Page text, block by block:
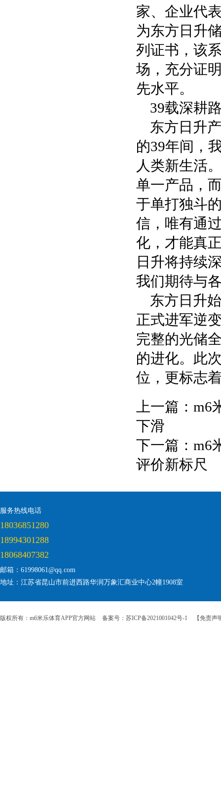
家、企业代
为东方日升
列证书，该
场，充分证
先水平。
39载深耕
东方日升
的39年间，
人类新生活
单一产品，
于单打独斗
信，唯有通
化，才能真
日升将持续
我们期待与
东方日升
正式进军逆
完整的光储
的进化。此
位，更标志
上一篇： m6
下滑
下一篇： m6
评价新标尺
服务热线电话
18036851280
18994301288
18068407382
邮箱：61998061@qq.com
地址：江苏省昆山市前进西路华润万象汇商业中心2幢1908室
版权所有：m6米乐体育APP官方网站 备案号：苏ICP备2021001042号-1 【免责声